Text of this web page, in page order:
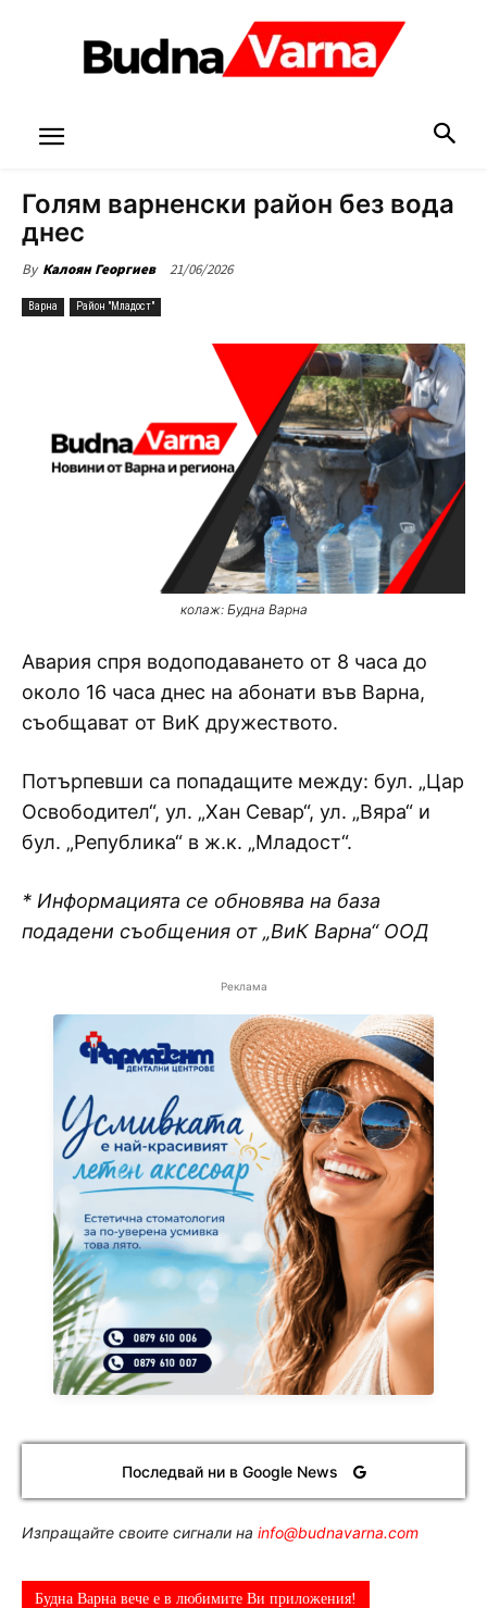
Голям варненски район без вода
днес
By Калоян Георгиев 21/06/2026
Варна Район "Младост"
колаж: Будна Варна
Авария спря водоподаването от 8 часа до
около 16 часа днес на абонати във Варна,
съобщават от ВиК дружеството.
Потърпевши са попадащите между: бул. „Цар
Освободител“, ул. „Хан Севар“, ул. „Вяра“ и
бул. „Република“ в ж.к. „Младост“.
* Информацията се обновява на база
подадени съобщения от „ВиК Варна“ ООД
Реклама
Последвай ни в Google News
Изпращайте своите сигнали на info@budnavarna.com
Будна Варна вече е в любимите Ви приложения!